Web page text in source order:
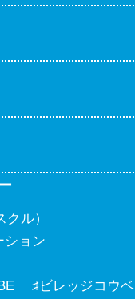
ル）
ション
♯ビレッジコウベ